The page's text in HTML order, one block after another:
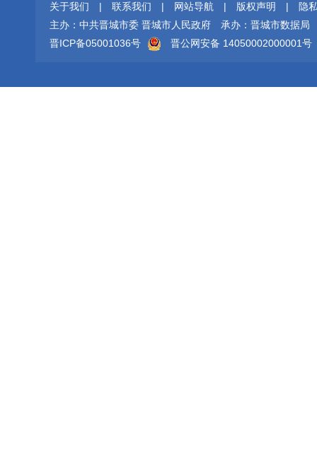
关于我们 | 联系我们 | 网站导航 | 版权声明 |
隐
主办：中共晋城市委 晋城市人民政府
承办：晋城市数据局
晋ICP备05001036号
晋公网安备 14050002000001号